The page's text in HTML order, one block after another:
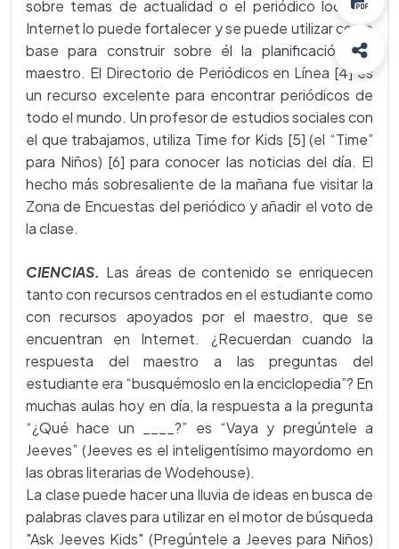
sobre temas de actualidad o el periódico local, el
Internet lo puede fortalecer y se puede utilizar como
base para construir sobre él la planificación del
maestro. El Directorio de Periódicos en Línea [4] es
un recurso excelente para encontrar periódicos de
todo el mundo. Un profesor de estudios sociales con
el que trabajamos, utiliza Time for Kids [5] (el “Time”
para Niños) [6] para conocer las noticias del día. El
hecho más sobresaliente de la mañana fue visitar la
Zona de Encuestas del periódico y añadir el voto de
la clase.
CIENCIAS. Las áreas de contenido se enriquecen
tanto con recursos centrados en el estudiante como
con recursos apoyados por el maestro, que se
encuentran en Internet. ¿Recuerdan cuando la
respuesta del maestro a las preguntas del
estudiante era “busquémoslo en la enciclopedia”? En
muchas aulas hoy en día, la respuesta a la pregunta
“¿Qué hace un ____?” es “Vaya y pregúntele a
Jeeves” (Jeeves es el inteligentísimo mayordomo en
las obras literarias de Wodehouse).
La clase puede hacer una lluvia de ideas en busca de
palabras claves para utilizar en el motor de búsqueda
"Ask Jeeves Kids" (Pregúntele a Jeeves para Niños)